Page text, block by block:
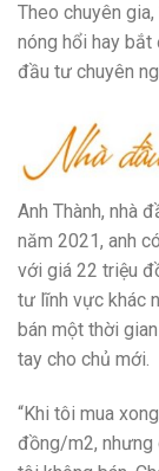
Theo chuyên
nóng hổi hay bắt
đầu tư chuyên
Anh Thành, nhà
năm 2021, anh
với giá 22 triệu
tư lĩnh vực khác
bán một thời
tay cho chủ mới.
“Khi tôi mua
đồng/m2, nhưng